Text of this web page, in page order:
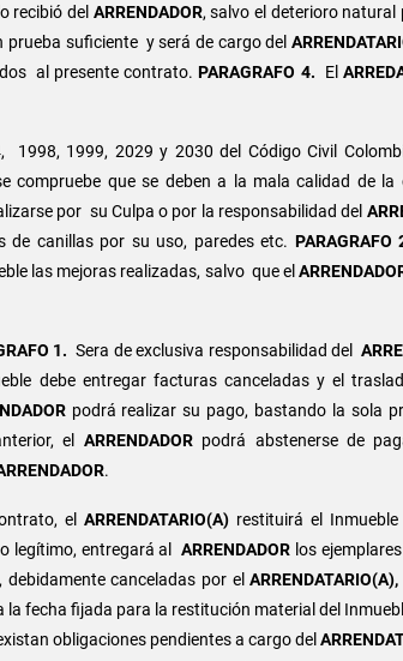
recibió del ARRENDADOR, salvo el deterioro natural
suficiente y será de cargo del
al presente contrato.PARAGRAFO 4. El
1999, 2029 y 2030 del Código Civil
compruebe que se deben a la mala calidad de
por su Culpa o por la responsabilidad del
de canillas por su uso, paredes etc. PARAGRAFO
las mejoras realizadas, salvo que el
1. Sera de exclusiva responsabilidad del
debe entregar facturas canceladas y el
podrá realizar su pago, bastando la sola
el ARRENDADOR podrá abstenerse de
.
el ARRENDATARIO(A)restituirá el Inmueble
legítimo, entregará al ARRENDADORlos
debidamente canceladas por elARRENDATARIO(A),
fecha fijada para la restitución material del
obligaciones pendientes a cargo del